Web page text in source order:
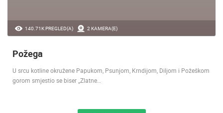
140.71K PREGLED(A) 2 KAMERA(E)
Požega
U srcu kotline okružene Papukom, Psunjom, Krndijom, Diljom i Požeškom
gorom smjestio se biser „Zlatne…